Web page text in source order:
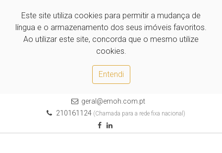
Este site utiliza cookies para permitir a mudança de
língua e o armazenamento dos seus imóveis favoritos.
Ao utilizar este site, concorda que o mesmo utilize
cookies.
Entendi
geral@emoh.com.pt
210161124(Chamada para a rede fixa nacional)